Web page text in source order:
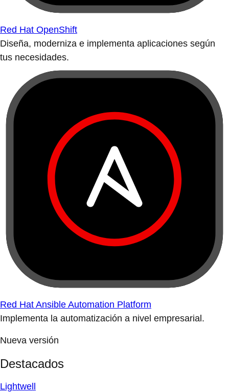
Red Hat OpenShift
Diseña, moderniza e implementa aplicaciones según
tus necesidades.
Red Hat Ansible Automation Platform
Implementa la automatización a nivel empresarial.
Nueva versión
Destacados
Lightwell